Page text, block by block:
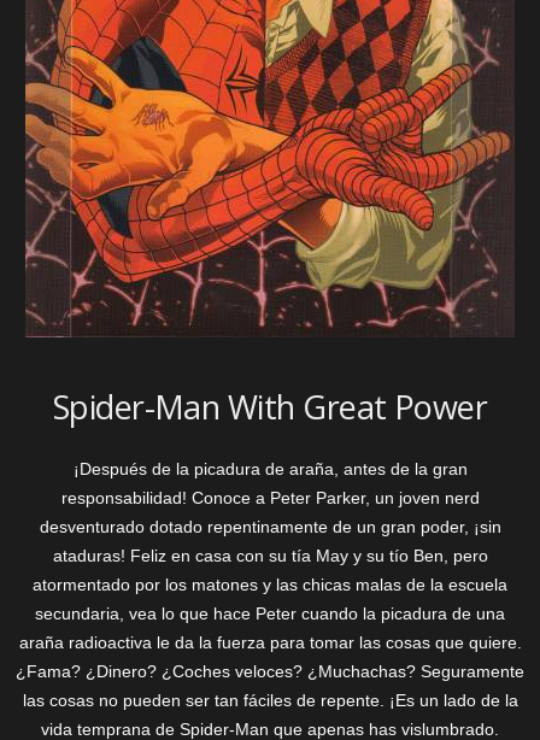
Spider-Man With Great Power
¡Después de la picadura de araña, antes de la gran
responsabilidad! Conoce a Peter Parker, un joven nerd
desventurado dotado repentinamente de un gran poder, ¡sin
ataduras! Feliz en casa con su tía May y su tío Ben, pero
atormentado por los matones y las chicas malas de la escuela
secundaria, vea lo que hace Peter cuando la picadura de una
araña radioactiva le da la fuerza para tomar las cosas que quiere.
¿Fama? ¿Dinero? ¿Coches veloces? ¿Muchachas? Seguramente
las cosas no pueden ser tan fáciles de repente. ¡Es un lado de la
vida temprana de Spider-Man que apenas has vislumbrado.